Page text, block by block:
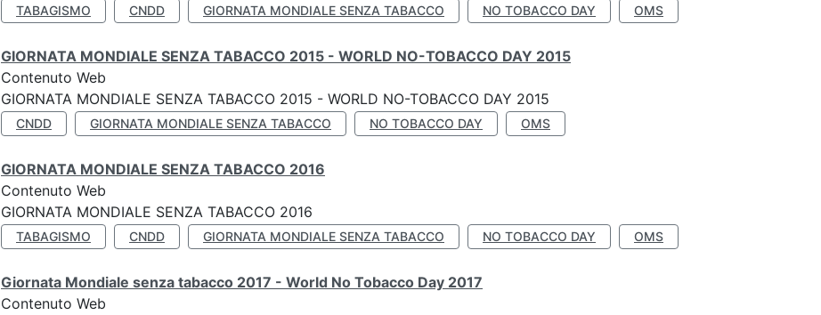
TABAGISMO CNDD GIORNATA MONDIALE SENZA TABACCO NO TOBACCO DAY OMS
GIORNATA MONDIALE SENZA TABACCO 2015 - WORLD NO-TOBACCO DAY 2015
Contenuto Web
GIORNATA MONDIALE SENZA TABACCO 2015 - WORLD NO-TOBACCO DAY 2015
CNDD GIORNATA MONDIALE SENZA TABACCO NO TOBACCO DAY OMS
GIORNATA MONDIALE SENZA TABACCO 2016
Contenuto Web
GIORNATA MONDIALE SENZA TABACCO 2016
TABAGISMO CNDD GIORNATA MONDIALE SENZA TABACCO NO TOBACCO DAY OMS
Giornata Mondiale senza tabacco 2017 - World No Tobacco Day 2017
Contenuto Web